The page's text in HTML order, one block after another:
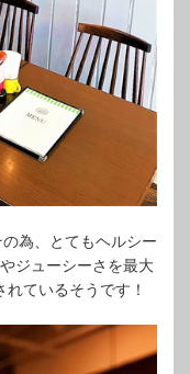
為、とてもヘルシー
ジューシーさを最大
ているそうです！